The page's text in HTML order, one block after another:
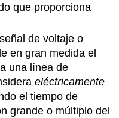
que proporciona
de voltaje o
en gran medida el
una línea de
eléctricamente
el tiempo de
grande o múltiplo del